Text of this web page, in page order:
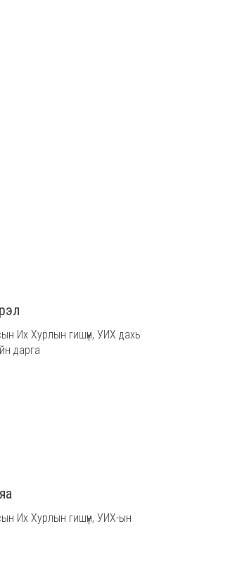
Их Хурлын гишүүн, УИХ дахь
дарга
Их Хурлын гишүүн, УИХ-ын